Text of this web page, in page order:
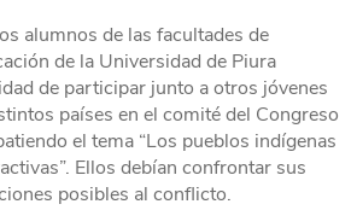
alumnos de las facultades de
de la Universidad de Piura
de participar junto a otros jóvenes
países en el comité del Congreso
el tema “Los pueblos indígenas
Ellos debían confrontar sus
posibles al conflicto.